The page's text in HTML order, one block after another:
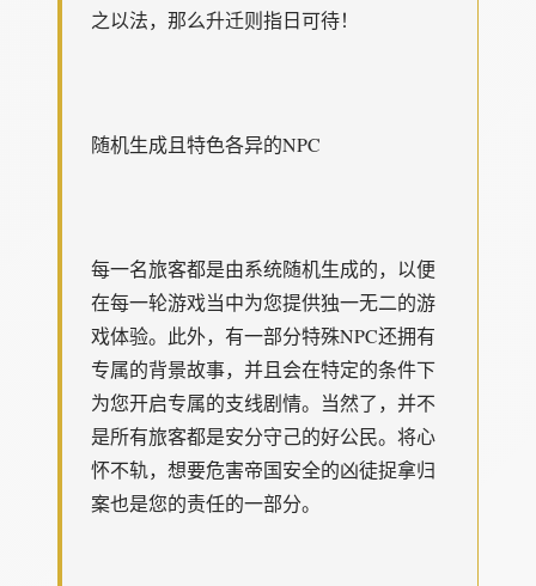
之以法，那么升迁则指日可待！
随机生成且特色各异的NPC
每一名旅客都是由系统随机生成的，以便
在每一轮游戏当中为您提供独一无二的游
戏体验。此外，有一部分特殊NPC还拥有
专属的背景故事，并且会在特定的条件下
为您开启专属的支线剧情。当然了，并不
是所有旅客都是安分守己的好公民。将心
怀不轨，想要危害帝国安全的凶徒捉拿归
案也是您的责任的一部分。